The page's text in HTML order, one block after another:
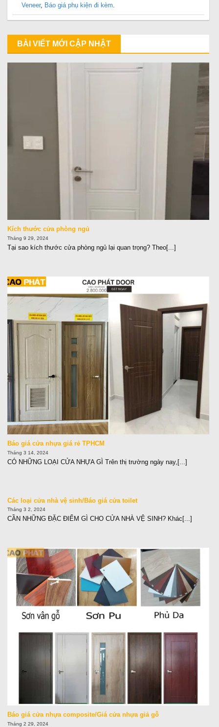
Veneer, Báo giá phụ kiện đi kèm.
BÀI VIẾT MỚI CẬP NHẬT
Kích thước cửa phòng ngủ
Tháng 9 29, 2024
Tại sao kích thước cửa phòng ngủ lại quan trọng? Theo[...]
Báo giá cửa nhựa giá rẻ TPHCM
Tháng 3 14, 2024
CÓ NHỮNG LOẠI CỬA NHỰA GÌ Trên thị trường ngày nay,[...]
Các loại cửa nhà vệ sinh/Báo giá cửa toilet
Tháng 3 2, 2024
CẦN NHỮNG ĐẶC ĐIỂM GÌ CHO CỬA NHÀ VỆ SINH? Khác[...]
Báo giá cửa nhựa composite/Giá cửa nhựa giả gỗ
Tháng 2 29, 2024